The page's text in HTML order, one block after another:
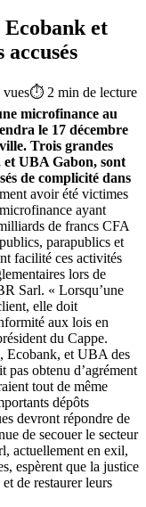
et
vues⏱️ 2 min de lecture
microfinance au
le 17 décembre
Trois grandes
et UBA Gabon, sont
de complicité dans
avoir été victimes
ayant
de francs CFA
parapublics et
facilité ces activités
lors de
Sarl. « Lorsqu’une
elle doit
aux lois en
du Cappe.
Ecobank, et UBA des
pas obtenu d’agrément
tout de même
dépôts
devront répondre de
de secouer le secteur
actuellement en exil,
espèrent que la justice
de restaurer leurs